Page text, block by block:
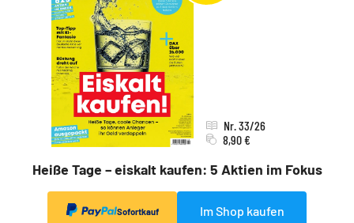
Heiße Tage – eiskalt kaufen: 5 Aktien im Fokus
Nr. 33/26
8,90 €
Sofortkauf Im Shop kaufen